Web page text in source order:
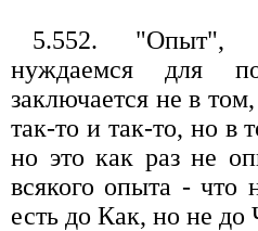
5.552.
нуждаемся для
заключается не в
так-то и так-то, но в
но это как раз не
всякого опыта - что
есть до Как, но не до